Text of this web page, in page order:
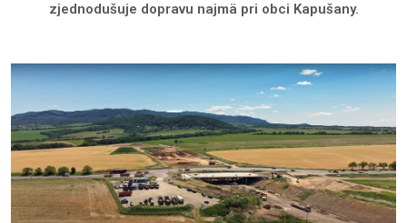
zjednodušuje dopravu najmä pri obci Kapušany.